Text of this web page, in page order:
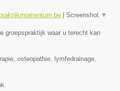
| Screenshot ▼
groepspraktijk waar u terecht kan
osteopathie, lymfedrainage,